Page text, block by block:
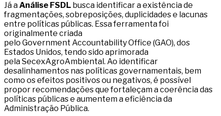
Já aAnálise FSDL busca identificar a existência de
fragmentações, sobreposições, duplicidades e lacunas
entre políticas públicas. Essa ferramenta foi
originalmente criada
pelo Government Accountability Office (GAO), dos
Estados Unidos, tendo sido aprimorada
pela SecexAgroAmbiental. Ao identificar
desalinhamentos nas políticas governamentais, bem
como os efeitos positivos ou negativos, é possível
propor recomendações que fortaleçam a coerência das
políticas públicas e aumentem a eficiência da
Administração Pública.